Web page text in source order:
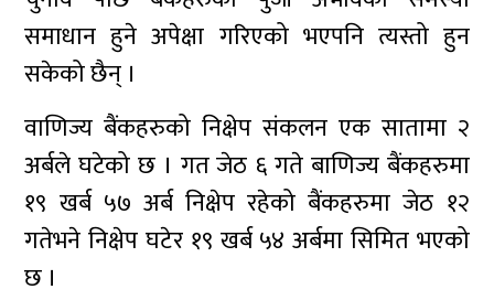
समाधान हुने अपेक्षा गरिएको भएपनि त्यस्तो हुन
सकेको छैन् ।
वाणिज्य बैंकहरुको निक्षेप संकलन एक सातामा २
अर्बले घटेको छ । गत जेठ ६ गते बाणिज्य बैंकहरुमा
१९ खर्ब ५७ अर्ब निक्षेप रहेको बैंकहरुमा जेठ १२
गतेभने निक्षेप घटेर १९ खर्ब ५४ अर्बमा सिमित भएको
छ ।